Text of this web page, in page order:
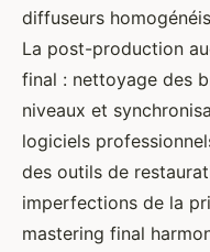
diffuseurs
La post-production
final : nettoyage des
niveaux et
logiciels
des outils de
imperfections de la
mastering final